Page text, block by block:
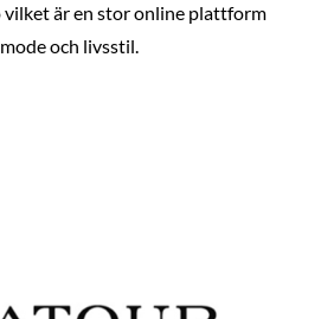
vilket är en stor online plattform
och livsstil.